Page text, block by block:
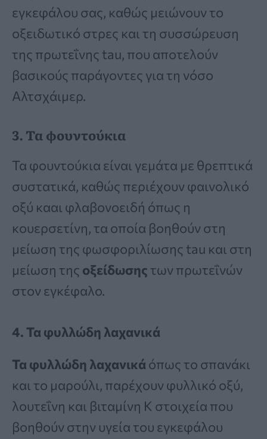
εγκεφάλου σας, καθώς μειώνουν το
οξειδωτικό στρες και τη συσσώρευση
της πρωτεΐνης tau, που αποτελούν
βασικούς παράγοντες για τη νόσο
Αλτσχάιμερ.
3. Τα φουντούκια
Τα φουντούκια είναι γεμάτα με θρεπτικά
συστατικά, καθώς περιέχουν φαινολικό
οξύ κααι φλαβονοειδή όπως η
κουερσετίνη, τα οποία βοηθούν στη
μείωση της φωσφοριλίωσης tau και στη
μείωση της οξείδωσης των πρωτεΐνών
στον εγκέφαλο.
4. Τα φυλλώδη λαχανικά
Τα φυλλώδη λαχανικά όπως το σπανάκι
και το μαρούλι, παρέχουν φυλλικό οξύ,
λουτεΐνη και βιταμίνη Κ στοιχεία που
βοηθούν στην υγεία του εγκεφάλου